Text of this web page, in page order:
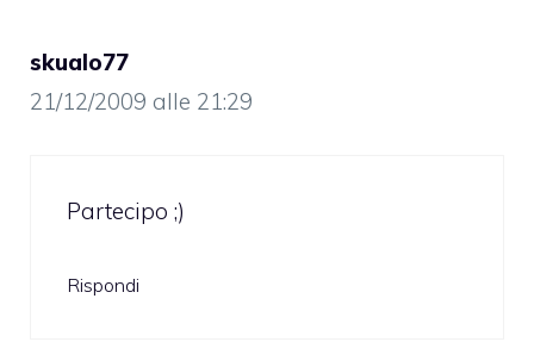
skualo77
21/12/2009 alle 21:29
Partecipo ;)
Rispondi